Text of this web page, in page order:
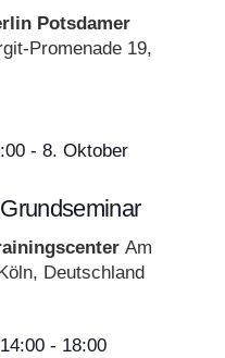
Potsdamer
Promenade 19,
-8. Oktober
Am
Deutschland
- 18:00